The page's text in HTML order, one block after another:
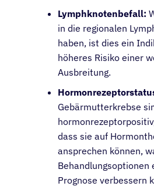
Lymphknotenbefall:
in die regionalen
haben, ist dies ein
höheres Risiko einer
Ausbreitung.
Gebärmutterkrebse
dass sie auf
ansprechen können,
Behandlungsoptionen
Prognose verbessern